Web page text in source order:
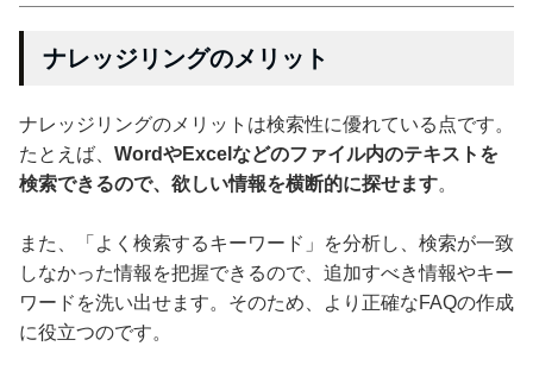
ナレッジリングのメリット
ナレッジリングのメリットは検索性に優れている点です。
たとえば、 WordやExcelなどのファイル内のテキストを
検索できるので、欲しい情報を横断的に探せます。
また、「よく検索するキーワード」を分析し、検索が一致
しなかった情報を把握できるので、追加すべき情報やキー
ワードを洗い出せます。そのため、より正確なFAQの作成
に役立つのです。